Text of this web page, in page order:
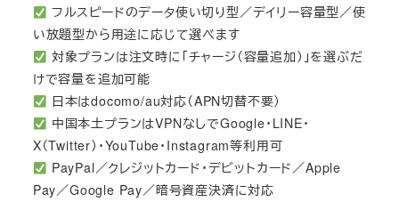
フルスピードのデータ使い切り型／デイリー容量型／使
い放題型から用途に応じて選べます
対象プランは注文時に「チャージ（容量追加）」を選ぶだ
けで容量を追加可能
日本はdocomo/au対応（APN切替不要）
中国本土プランはVPNなしでGoogle・LINE・
X（Twitter）・YouTube・Instagram等利用可
PayPal／クレジットカード・デビットカード／Apple
Pay／Google Pay／暗号資産決済に対応